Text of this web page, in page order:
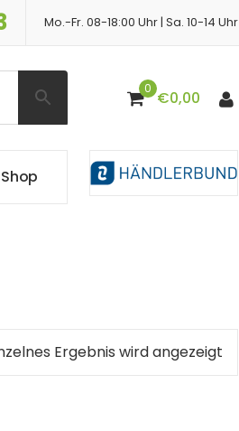
Mo.-Fr. 08-18:00 Uhr | Sa. 10-14 Uhr
0 €0,00
Shop
Ergebnis wird angezeigt